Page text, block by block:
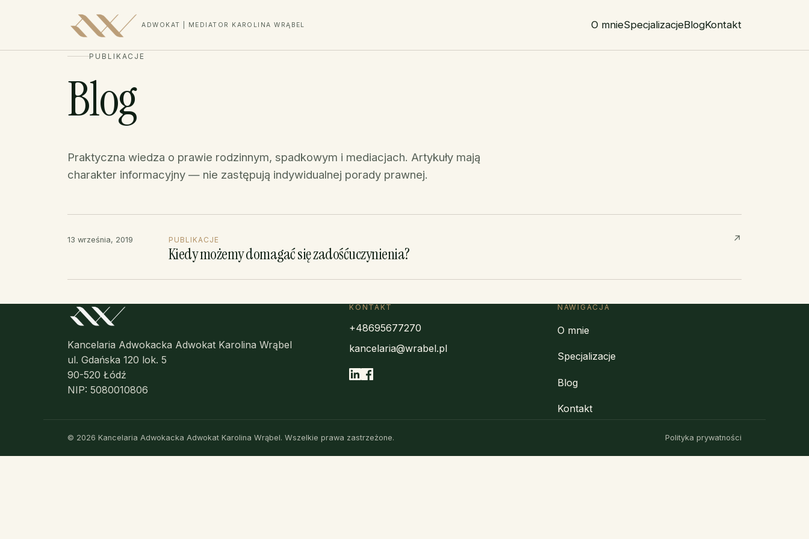
ADWOKAT | MEDIATOR KAROLINA WRĄBEL O mnieSpecjalizacjeBlogKontakt
PUBLIKACJE
Blog
Praktyczna wiedza o prawie rodzinnym, spadkowym i mediacjach. Artykuły mają
charakter informacyjny — nie zastępują indywidualnej porady prawnej.
13 września, 2019 PUBLIKACJE
Kiedy możemy domagać się zadośćuczynienia?
↗
Kancelaria Adwokacka Adwokat Karolina Wrąbel
ul. Gdańska 120 lok. 5
90-520 Łódź
NIP: 5080010806
KONTAKT
+48695677270
kancelaria@wrabel.pl
NAWIGACJA
O mnie
Specjalizacje
Blog
Kontakt
© 2026 Kancelaria Adwokacka Adwokat Karolina Wrąbel. Wszelkie prawa zastrzeżone. Polityka prywatności